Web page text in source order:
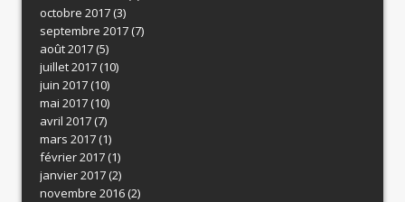
octobre 2017(3)
septembre 2017(7)
août 2017(5)
juillet 2017(10)
juin 2017(10)
mai 2017(10)
avril 2017(7)
mars 2017(1)
février 2017(1)
janvier 2017(2)
novembre 2016(2)